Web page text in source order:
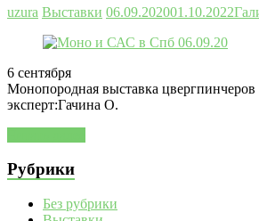
uzura Выставки 06.09.202001.10.2022
6 сентября
Монопородная выставка цвергпинчеров
эксперт:Гачина О.
Рубрики
Без рубрики